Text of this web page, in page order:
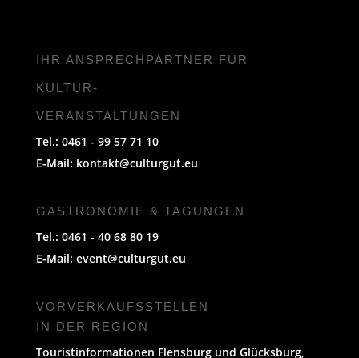
IHR ANSPRECHPARTNER FÜR
KULTUR-
VERANSTALTUNGEN
Tel.: 0461 - 99 57 71 10
E-Mail: kontakt@culturgut.eu
GASTRONOMIE & TAGUNGEN
Tel.: 0461 - 40 68 80 19
E-Mail: event@culturgut.eu
VORVERKAUFS­STELLEN
IN DER REGION
Touristinformationen Flensburg und Glücksburg,